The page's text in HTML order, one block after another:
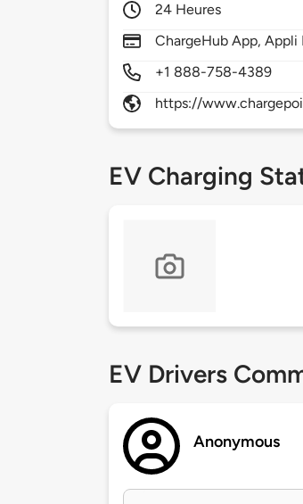
24 Heures
ChargeHub App, Appli
+1 888-758-4389
https://
EV Charging
EV Drivers
Anonymous